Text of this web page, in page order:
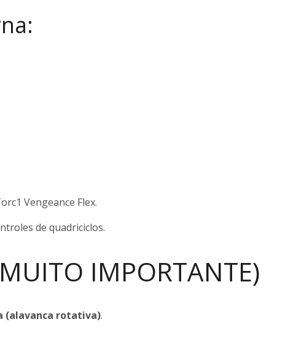
Vengeance Flex.
de quadriciclos.
IMPORTANTE)
(alavanca rotativa).